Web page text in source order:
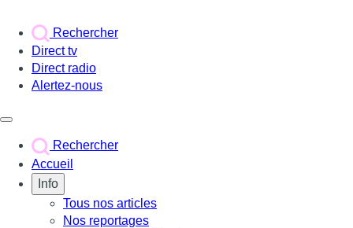
Rechercher
Direct tv
Direct radio
Alertez-nous
Rechercher
Accueil
Info
Tous nos articles
Nos reportages